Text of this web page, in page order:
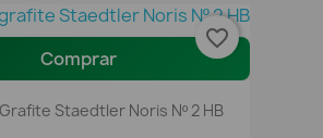
Comprar
Staedtler Noris Nº 2 HB
favorite_border